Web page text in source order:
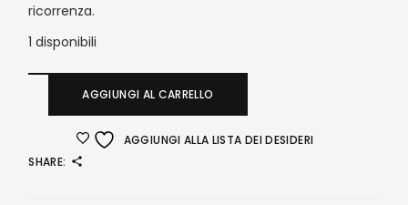
ricorrenza.
1 disponibili
AGGIUNGI AL CARRELLO
AGGIUNGI ALLA LISTA DEI DESIDERI
SHARE: